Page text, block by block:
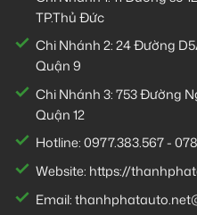
TP.Thủ Đức
Chi Nhánh 2:24 Đường
Quận 9
Chi Nhánh 3:753 Đường
Quận 12
Hotline:0977.383.567-
Website: https://
Email: